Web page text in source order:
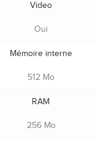
Video
Oui
Mémoire interne
512 Mo
RAM
256 Mo